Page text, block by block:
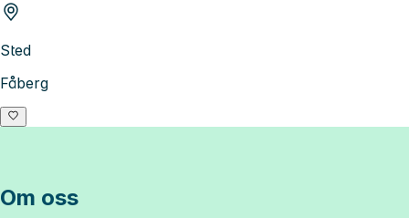
Sted
Fåberg
Om oss